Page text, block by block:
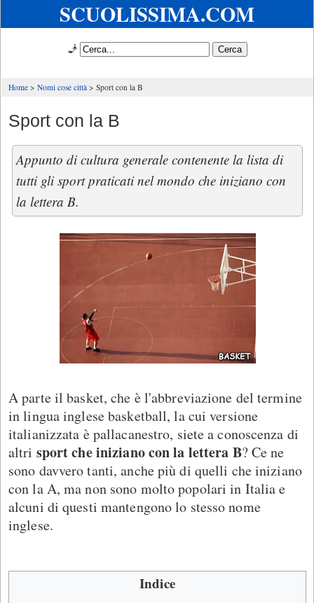
SCUOLISSIMA.COM
🧞
Home Nomi cose città Sport con la B
Sport con la B
Appunto di cultura generale contenente la lista di
tutti gli sport praticati nel mondo che iniziano con
la lettera B.
A parte il basket, che è l'abbreviazione del termine
in lingua inglese basketball, la cui versione
italianizzata è pallacanestro, siete a conoscenza di
altri sport che iniziano con la lettera B? Ce ne
sono davvero tanti, anche più di quelli che iniziano
con la A, ma non sono molto popolari in Italia e
alcuni di questi mantengono lo stesso nome
inglese.
Indice